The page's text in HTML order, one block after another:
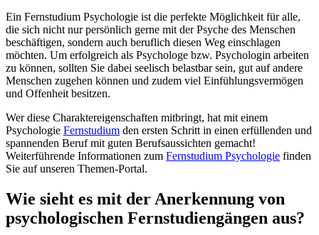
Ein Fernstudium Psychologie ist die perfekte Möglichkeit für alle,
die sich nicht nur persönlich gerne mit der Psyche des Menschen
beschäftigen, sondern auch beruflich diesen Weg einschlagen
möchten. Um erfolgreich als Psychologe bzw. Psychologin arbeiten
zu können, sollten Sie dabei seelisch belastbar sein, gut auf andere
Menschen zugehen können und zudem viel Einfühlungsvermögen
und Offenheit besitzen.
Wer diese Charaktereigenschaften mitbringt, hat mit einem
Psychologie Fernstudium den ersten Schritt in einen erfüllenden und
spannenden Beruf mit guten Berufsaussichten gemacht!
Weiterführende Informationen zum Fernstudium Psychologie finden
Sie auf unseren Themen-Portal.
Wie sieht es mit der Anerkennung von
psychologischen Fernstudiengängen aus?